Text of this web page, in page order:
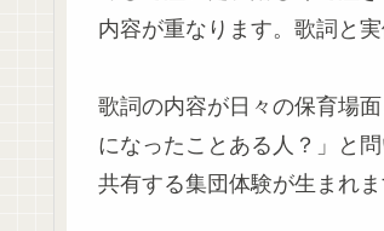
内容が重なります。歌詞と
歌詞の内容が日々の保育場
になったことある人？」と
共有する集団体験が生まれ